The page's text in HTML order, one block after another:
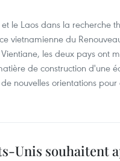
le Laos dans la recherche
vietnamienne du
les deux pays ont
de construction d'une
nouvelles orientations
Unis souhaitent